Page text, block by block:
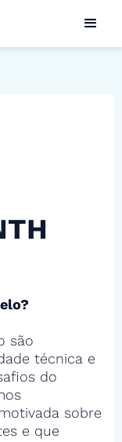
são
técnica e
do
sobre
e que